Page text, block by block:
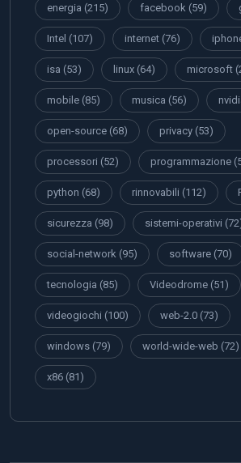
energia (215) facebook (59)
Intel (107) internet (76)
isa (53) linux (64) microsoft
mobile (85) musica (56)
open-source (68) privacy (53)
processori (52) programmazione
python (68) rinnovabili (112)
sicurezza (98) sistemi-operativi
social-network (95) software (70)
tecnologia (85) Videodrome (51)
videogiochi (100) web-2.0 (73)
windows (79) world-wide-web (72)
x86 (81)